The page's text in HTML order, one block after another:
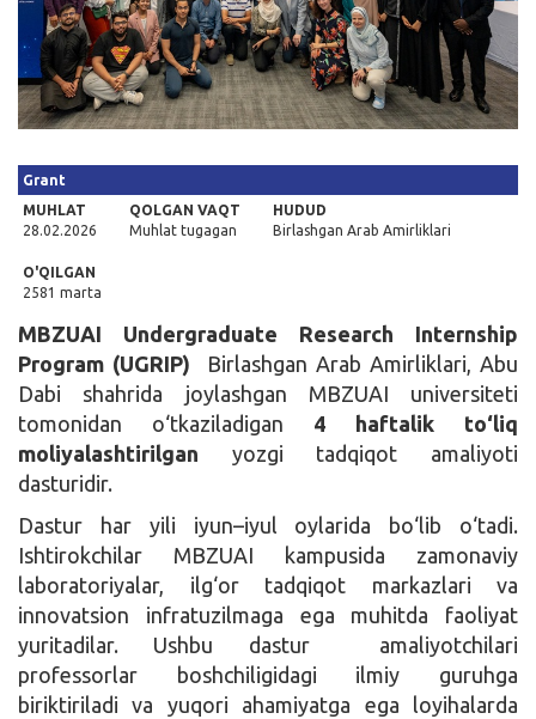
Grant
MUHLAT
28.02.2026
QOLGAN VAQT
Muhlat tugagan
HUDUD
Birlashgan Arab Amirliklari
O'QILGAN
2581 marta
MBZUAI Undergraduate Research Internship
Program (UGRIP) Birlashgan Arab Amirliklari, Abu
Dabi shahrida joylashgan MBZUAI universiteti
tomonidan o‘tkaziladigan 4 haftalik to‘liq
moliyalashtirilgan yozgi tadqiqot amaliyoti
dasturidir.
Dastur har yili iyun–iyul oylarida bo‘lib o‘tadi.
Ishtirokchilar MBZUAI kampusida zamonaviy
laboratoriyalar, ilg‘or tadqiqot markazlari va
innovatsion infratuzilmaga ega muhitda faoliyat
yuritadilar. Ushbu dastur amaliyotchilari
professorlar boshchiligidagi ilmiy guruhga
biriktiriladi va yuqori ahamiyatga ega loyihalarda